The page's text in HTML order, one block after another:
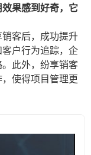
果感到好奇，它
客后，成功提升
户行为追踪，企
此外，纷享销客
使得项目管理更